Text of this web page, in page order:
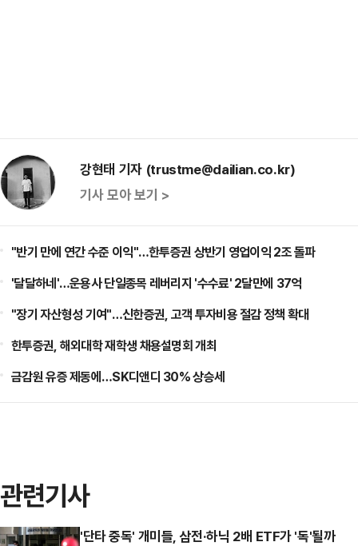
강현태 기자 (trustme@dailian.co.kr)
기사 모아 보기 >
"반기 만에 연간 수준 이익"…한투증권 상반기 영업이익 2조 돌파
'달달하네'…운용사 단일종목 레버리지 '수수료' 2달만에 37억
"장기 자산형성 기여"…신한증권, 고객 투자비용 절감 정책 확대
한투증권, 해외대학 재학생 채용설명회 개최
금감원 유증 제동에…SK디앤디 30% 상승세
관련기사
'단타 중독' 개미들, 삼전·하닉 2배 ETF가 '독'될까